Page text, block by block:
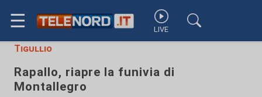
☰ LIVE
Tigullio
Rapallo, riapre la funivia di
Montallegro